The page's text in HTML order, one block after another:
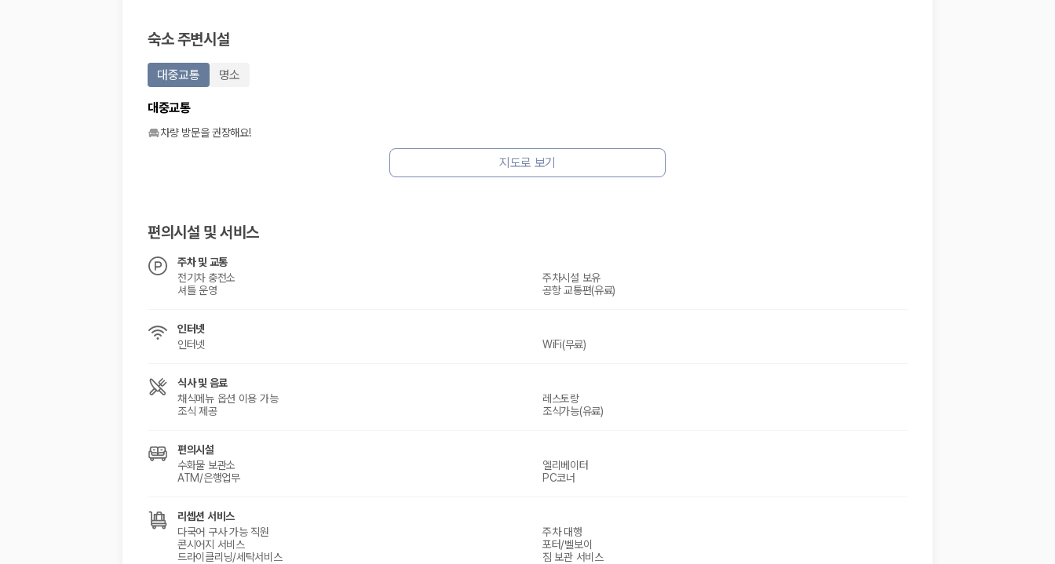
제주렌트카 가격비교 자주 묻는 질문
A. 대여일, 반납일, 인수 지역을 선택하면 제주도 렌트카 업체별 가격, 차종, 보험 조건, 예약 가능 차량을 한 번에 비교할 수 있습니다.
Q. 제주 렌트카 가격비교 시 보험도 함께 비교할 수 있나요?
Q. 가족 여행에는 어떤 제주 렌트카를 비교해야 하나요?
제주렌트카 가격비교 주요 링크
숙소 주변시설
대중교통 명소
대중교통
차량 방문을 권장해요!
지도로 보기
편의시설 및 서비스
주차 및 교통
전기차 충전소
주차시설 보유
셔틀 운영
공항 교통편(유료)
인터넷
인터넷
WiFi(무료)
식사 및 음료
채식메뉴 옵션 이용 가능
레스토랑
조식 제공
조식가능(유료)
편의시설
수화물 보관소
엘리베이터
ATM/은행업무
PC코너
리셉션 서비스
다국어 구사 가능 직원
주차 대행
콘시어지 서비스
포터/벨보이
드라이클리닝/세탁서비스
짐 보관 서비스